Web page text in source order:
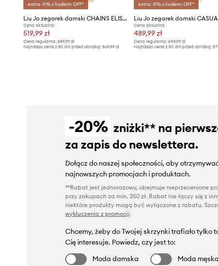
extra -5% z kodem: OFF*
Liu Jo zegarek damski CHAINS ELISON
Cena aktualna:
519,99 zł
Cena regularna: 689,99 zł
Najniższa cena z 30 dni przed obniżką: 569,99 zł
extra -5% z kodem: OFF*
Cena aktualna:
489,99 zł
Cena regularna:649,99 zł
Najniższa cena z 30 dni przed obniżką:
-20% zniżki** na
za zapis do newslettera.
Dołącz do naszej społeczności, aby
najnowszych promocjach i produktach.
**Rabat jest jednorazowy, obejmuje nieprzecenione
przy zakupach za min. 350 zł. Rabat nie łączy się z
niektóre produkty mogą być wyłączone z rabatu.
wykluczenia z promocji.
Chcemy, żeby do Twojej skrzynki trafiało tylko
Cię interesuje. Powiedz, czy jest to:
Moda damska
Moda męska